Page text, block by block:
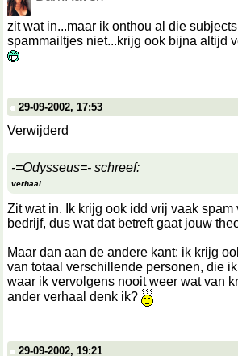
zit wat in...maar ik onthou al die
spammailtjes niet...krijg ook bijna altijd
29-09-2002, 17:53
Verwijderd
-=Odysseus=- schreef:
verhaal
Zit wat in. Ik krijg ook idd vrij vaak spam
bedrijf, dus wat dat betreft gaat jouw
Maar dan aan de andere kant: ik krijg
van totaal verschillende personen, die
waar ik vervolgens nooit weer wat van
ander verhaal denk ik?
29-09-2002, 19:21